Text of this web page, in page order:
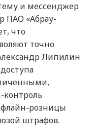
и мессенджер
ПАО «Абрау-
что
точно
Липилин
розницы
штрафов.